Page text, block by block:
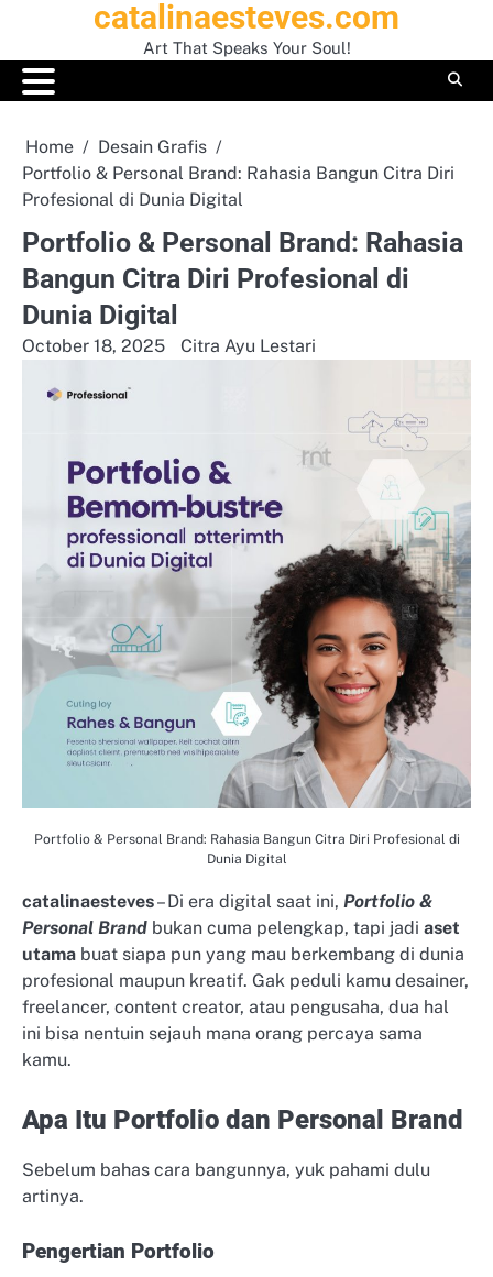
content
catalinaesteves.com
Art That Speaks Your Soul!
Home
Desain Grafis
Portfolio & Personal Brand: Rahasia Bangun Citra Diri
Profesional di Dunia Digital
Portfolio & Personal Brand: Rahasia
Bangun Citra Diri Profesional di
Dunia Digital
October 18, 2025 Citra Ayu Lestari
Portfolio & Personal Brand: Rahasia Bangun Citra Diri Profesional di
Dunia Digital
catalinaesteves– Di era digital saat ini, Portfolio &
Personal Brand bukan cuma pelengkap, tapi jadi aset
utama buat siapa pun yang mau berkembang di dunia
profesional maupun kreatif. Gak peduli kamu desainer,
freelancer, content creator, atau pengusaha, dua hal
ini bisa nentuin sejauh mana orang percaya sama
kamu.
Apa Itu Portfolio dan Personal Brand
Sebelum bahas cara bangunnya, yuk pahami dulu
artinya.
Pengertian Portfolio